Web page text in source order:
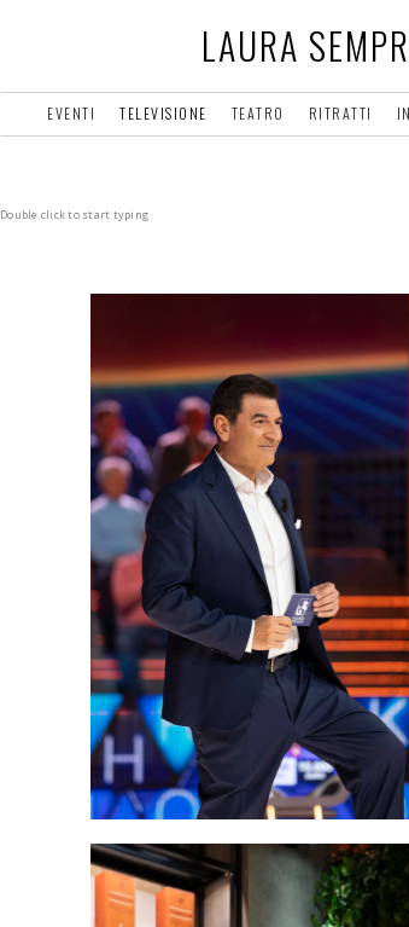
LAURA
EVENTI TELEVISIONE TEATRO RITRATTI
Double click to start typing